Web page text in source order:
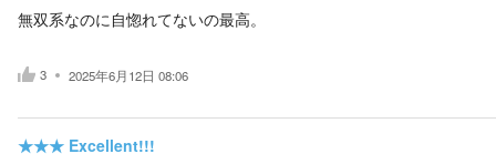
無双系なのに自惚れてないの最高。
3 2025年6月12日 08:06
★★★ Excellent!!!